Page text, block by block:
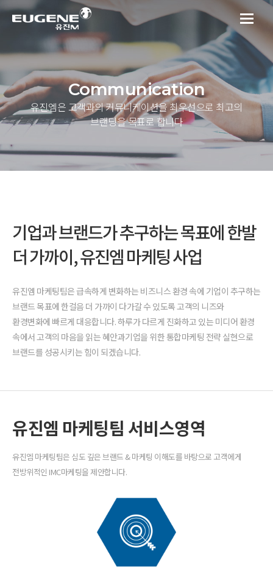
Communication
유진엠은 고객과의 커뮤니케이션을 최우선으로 최고의
브랜딩을 목표로 합니다
기업과 브랜드가 추구하는 목표에 한발
더 가까이, 유진엠 마케팅 사업
유진엠 마케팅팀은 급속하게 변화하는 비즈니스 환경 속에 기업이 추구하는
브랜드 목표에 한걸음 더 가까이 다가갈 수 있도록 고객의 니즈와
환경변화에 빠르게 대응합니다. 하루가 다르게 진화하고 있는 미디어 환경
속에서 고객의 마음을 읽는 혜안과기업을 위한 통합마케팅 전략 실현으로
브랜드를 성공시키는 힘이 되겠습니다.
유진엠 마케팅팀 서비스영역
유진엠 마케팅팀은 심도 깊은 브랜드 & 마케팅 이해도를 바탕으로 고객에게
전방위적인 IMC마케팅을 제안합니다.